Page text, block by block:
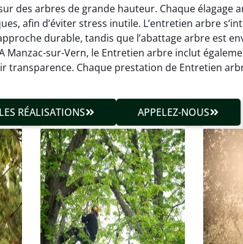
des arbres de grande hauteur. Chaque élagage
afin d’éviter stress inutile. L’entretien arbre
durable, tandis que l’abattage arbre est
Manzac-sur-Vern, le Entretien arbre inclut
transparence. Chaque prestation de Entretien
RÉALISATIONS APPELEZ-NOUS
Mathieu Roussel
19 décembre 2025
conditions compliquées. Le
résultat est exactement
conforme à mes attentes.